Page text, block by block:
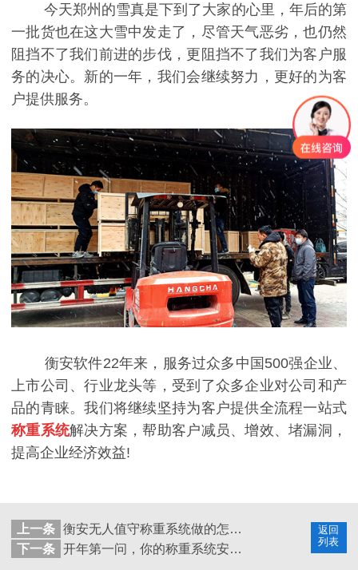
今天郑州的雪真是下到了大家的心里，年后的第
一批货也在这大雪中发走了，尽管天气恶劣，也仍然
阻挡不了我们前进的步伐，更阻挡不了我们为客户服
务的决心。新的一年，我们会继续努力，更好的为客
户提供服务。
衡安软件22年来，服务过众多中国500强企业、
上市公司、行业龙头等，受到了众多企业对公司和产
品的青睐。我们将继续坚持为客户提供全流程一站式
称重系统解决方案，帮助客户减员、增效、堵漏洞，
提高企业经济效益!
返回
列表
上一条
衡安无人值守称重系统做的怎么样？
下一条
开年第一问，你的称重系统安装了吗？